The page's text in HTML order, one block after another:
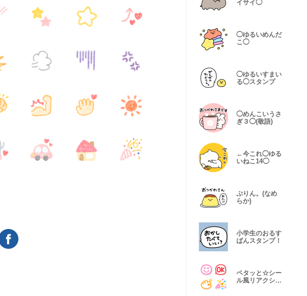
イサイ◯
◯ゆるいめんだ
こ◯
◯ゆるいすまい
る◯スタンプ
◯めんこいうさ
ぎ３◯(敬語)
←今これ◯ゆる
いねこ14◯
ぷりん。(なめ
らか)
小学生のおるす
ばんスタンプ！
ペタッと☆シー
ル風リアクショ